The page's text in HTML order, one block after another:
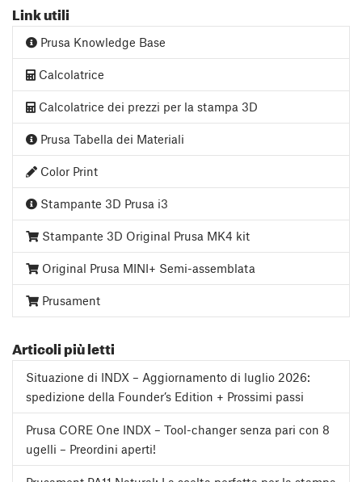
Link utili
Prusa Knowledge Base
Calcolatrice
Calcolatrice dei prezzi per la stampa 3D
Prusa Tabella dei Materiali
Color Print
Stampante 3D Prusa i3
Stampante 3D Original Prusa MK4 kit
Original Prusa MINI+ Semi-assemblata
Prusament
Articoli più letti
Situazione di INDX – Aggiornamento di luglio 2026:
spedizione della Founder’s Edition + Prossimi passi
Prusa CORE One INDX – Tool-changer senza pari con 8
ugelli – Preordini aperti!